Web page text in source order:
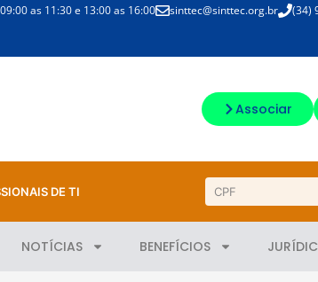
as 11:30 e 13:00 as 16:00 sinttec@sinttec.org.br (34)
Associar
DE TI
NOTÍCIAS BENEFÍCIOS